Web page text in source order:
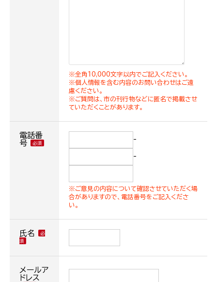
※全角10,000文字以内でご記入ください。
※個人情報を含む内容のお問い合わせはご遠
慮ください。
※ご質問は、市の刊行物などに匿名で掲載させ
ていただくことがあります。
電話番
号
-
-
※ご意見の内容について確認させていただく場
合がありますので、電話番号をご記入くださ
い。
氏名
メールア
ドレス